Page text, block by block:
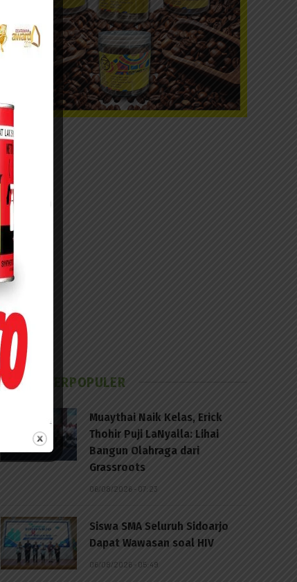
BERITA TERPOPULER
Muaythai Naik Kelas, Erick
Thohir Puji LaNyalla: Lihai
Bangun Olahraga dari
Grassroots
06/08/2026 - 07:23
Siswa SMA Seluruh Sidoarjo
Dapat Wawasan soal HIV
06/08/2026 - 05:49